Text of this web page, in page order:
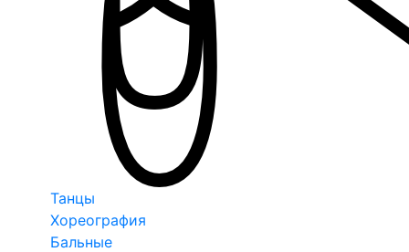
Танцы
Хореография
Бальные